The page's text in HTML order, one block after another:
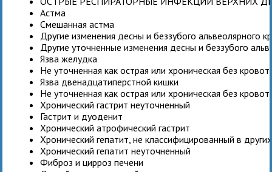
Астма
Смешанная астма
Другие изменения десны и беззубого альвеолярного
Другие уточненные изменения десны и беззубого
Язва желудка
Не уточненная как острая или хроническая без
Язва двенадцатиперстной кишки
Не уточненная как острая или хроническая без
Хронический гастрит неуточненный
Гастрит и дуоденит
Хронический атрофический гастрит
Хронический гепатит, не классифицированный в
Хронический гепатит неуточненный
Фиброз и цирроз печени